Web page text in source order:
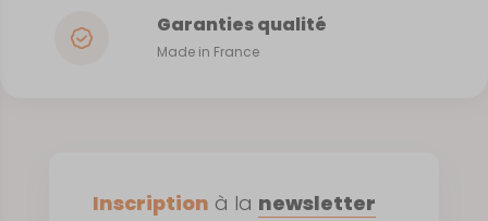
Garanties qualité
Made in France
Inscription à la newsletter